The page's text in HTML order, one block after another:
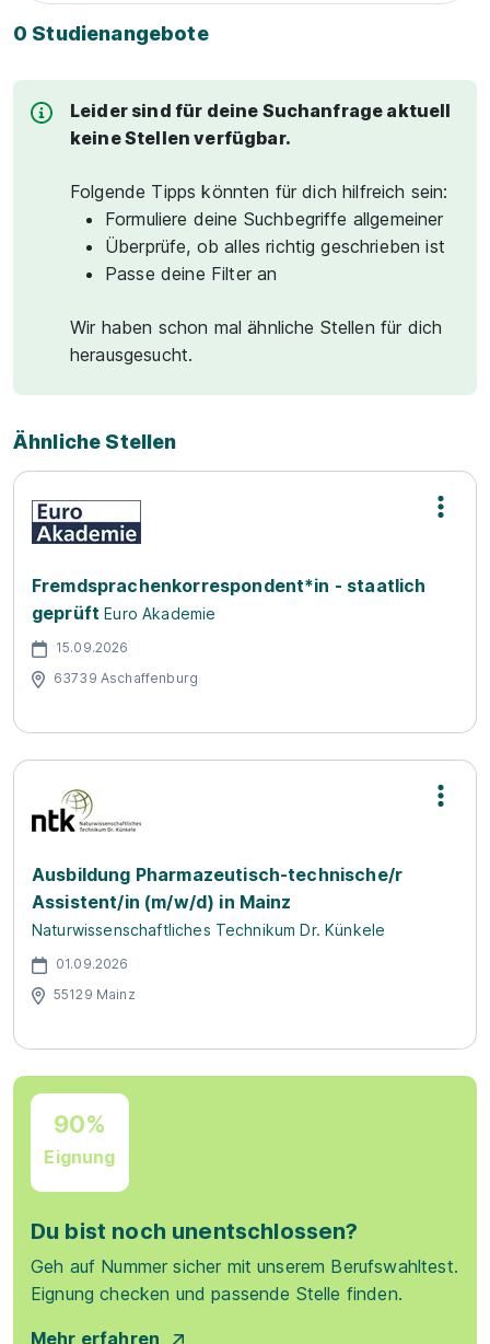
0 Studienangebote
Leider sind für deine Suchanfrage aktuell
keine Stellen verfügbar.
Folgende Tipps könnten für dich hilfreich sein:
Formuliere deine Suchbegriffe allgemeiner
Überprüfe, ob alles richtig geschrieben ist
Passe deine Filter an
Wir haben schon mal ähnliche Stellen für dich
herausgesucht.
Ähnliche Stellen
Fremdsprachenkorrespondent*in - staatlich
geprüft Euro Akademie
15.09.2026
63739 Aschaffenburg
Ausbildung Pharmazeutisch-technische/r
Assistent/in (m/w/d) in Mainz
Naturwissenschaftliches Technikum Dr. Künkele
01.09.2026
55129 Mainz
90%
Eignung
Du bist noch unentschlossen?
Geh auf Nummer sicher mit unserem Berufswahltest.
Eignung checken und passende Stelle finden.
Mehr erfahren